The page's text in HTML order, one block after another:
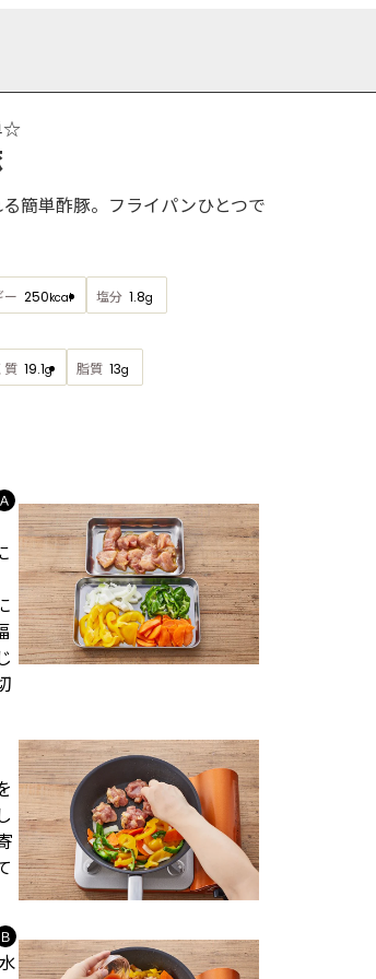
☆
簡単酢豚。フライパンひとつで
ー 250kcal 塩分 1.8g
質 19.1g 脂質 13g
Ａ
Ｂ